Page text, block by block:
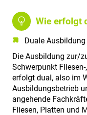
Wie erfolgt
Duale Ausbildung
Die Ausbildung zur/
Schwerpunkt
erfolgt dual, also im
Ausbildungsbetrieb
angehende
Fliesen, Platten und